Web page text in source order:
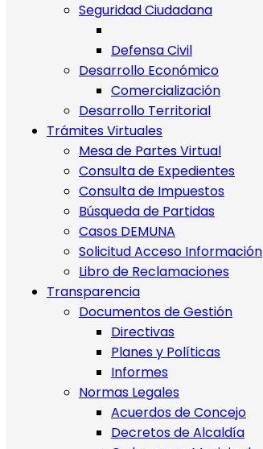
Seguridad Ciudadana
Defensa Civil
Desarrollo Económico
Comercialización
Desarrollo Territorial
Trámites Virtuales
Mesa de Partes Virtual
Consulta de Expedientes
Consulta de Impuestos
Búsqueda de Partidas
Casos DEMUNA
Solicitud Acceso Información
Libro de Reclamaciones
Transparencia
Documentos de Gestión
Directivas
Planes y Políticas
Informes
Normas Legales
Acuerdos de Concejo
Decretos de Alcaldía